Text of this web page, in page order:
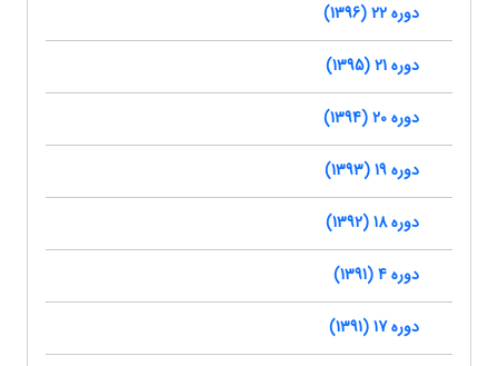
دوره 22 (1396)
دوره 21 (1395)
دوره 20 (1394)
دوره 19 (1393)
دوره 18 (1392)
دوره 4 (1391)
دوره 17 (1391)